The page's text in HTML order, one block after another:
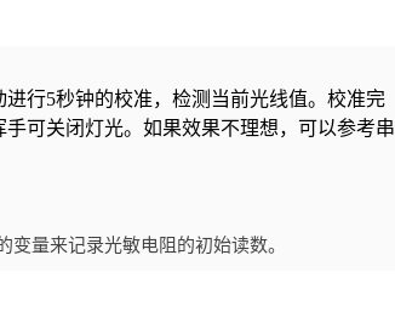
行5秒钟的校准，检测当前光线值。校准完
可关闭灯光。如果效果不理想，可以参考串
量来记录光敏电阻的初始读数。